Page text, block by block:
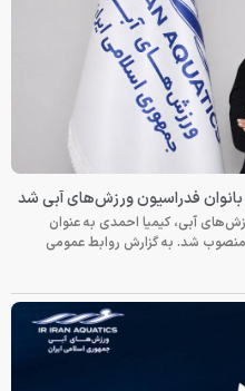
فدراسیون ورزش‌های آبی شد
آبی، کیمیا احمدی به عنوان
شد. به گزارش روابط عمومی